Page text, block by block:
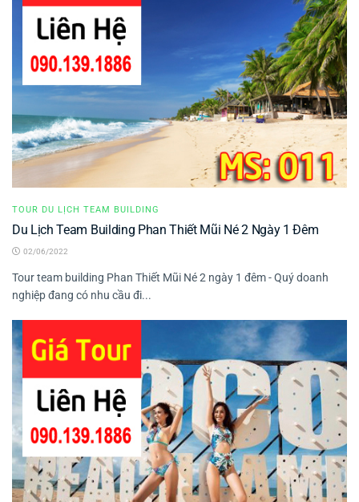
TOUR DU LỊCH TEAM BUILDING
Du Lịch Team Building Phan Thiết Mũi Né 2 Ngày 1 Đêm
02/06/2022
Tour team building Phan Thiết Mũi Né 2 ngày 1 đêm - Quý doanh
nghiệp đang có nhu cầu đi...